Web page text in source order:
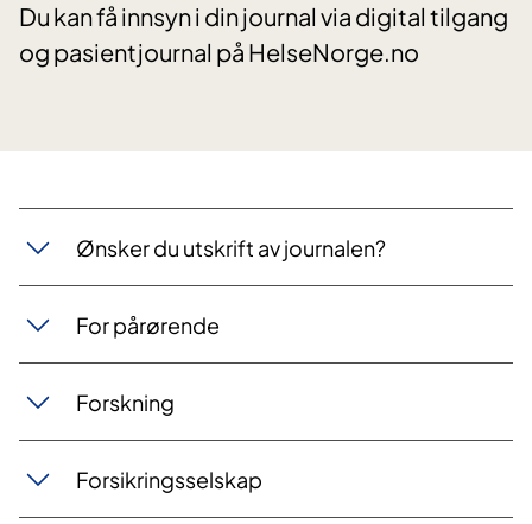
Du kan få innsyn i din journal via digital tilgang
og pasientjournal på HelseNorge.no
Ønsker du utskrift av journalen?
For pårørende
Forskning
Forsikringsselskap